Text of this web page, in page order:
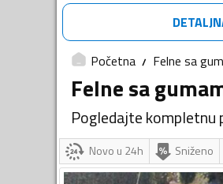
Početna Felne sa
Felne sa
Pogledajte kompletnu
Novo u 24h Sniženo